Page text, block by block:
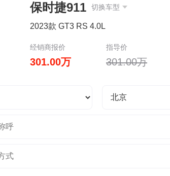
保时捷911 切换车型
2023款 GT3 RS 4.0L
经销商报价 指导价
301.00万 301.00万